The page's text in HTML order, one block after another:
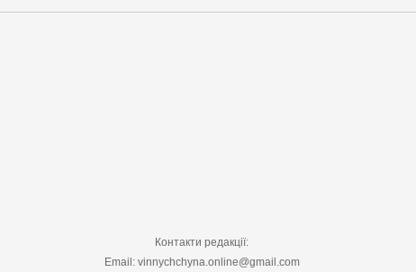
Контакти редакції:
Email: vinnychchyna.online@gmail.com